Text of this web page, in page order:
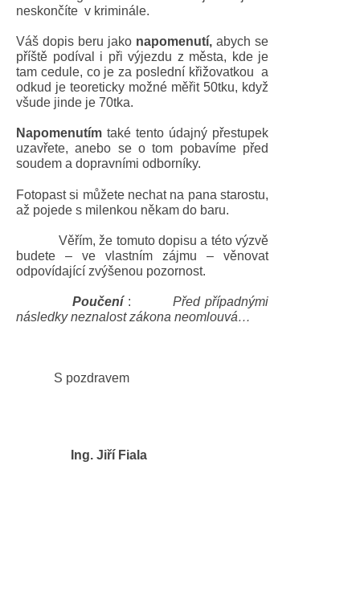
neskončíte v kriminále.
Váš dopis beru jako napomenutí, abych se
příště podíval i při výjezdu z města, kde je
tam cedule, co je za poslední křižovatkou a
odkud je teoreticky možné měřit 50tku, když
všude jinde je 70tka.
Napomenutím také tento údajný přestupek
uzavřete, anebo se o tom pobavíme před
soudem a dopravními odborníky.
Fotopast si můžete nechat na pana starostu,
až pojede s milenkou někam do baru.
Věřím, že tomuto dopisu a této výzvě
budete – ve vlastním zájmu – věnovat
odpovídající zvýšenou pozornost.
Poučení:Před případnými
následky neznalost zákona neomlouvá…
S pozdravem
Ing. Jiří Fiala